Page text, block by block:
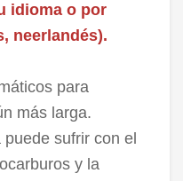
idioma o por
neerlandés).
para
más larga.
sufrir con el
y la